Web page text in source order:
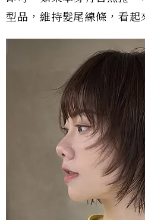
型品，維持髮尾線條，看起